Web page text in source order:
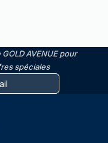
AVENUE pour
spéciales